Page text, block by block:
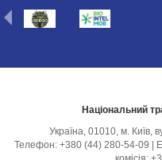
Національний
Україна, 01010, м. Київ,
Телефон: +380 (44) 280-54-09 |